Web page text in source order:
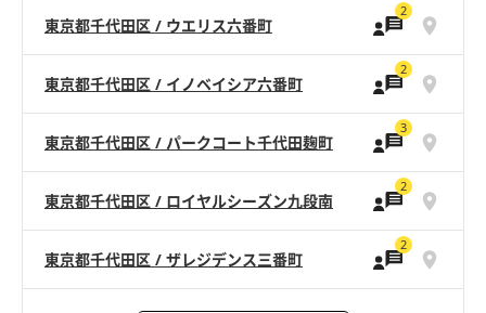
東京都千代田区 / ウエリス六番町
2
東京都千代田区 / イノベイシア六番町
2
東京都千代田区 / パークコート千代田麹町
3
東京都千代田区 / ロイヤルシーズン九段南
2
東京都千代田区 / ザレジデンス三番町
2